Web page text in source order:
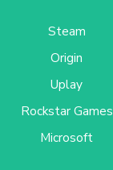
Steam
Origin
Uplay
Rockstar Games
Microsoft